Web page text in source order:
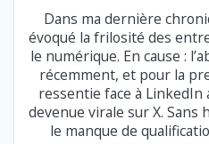
Dans ma dernière
évoqué la frilosité des
le numérique. En cause :
récemment, et pour la
ressentie face à LinkedIn
devenue virale sur X. Sans
le manque de